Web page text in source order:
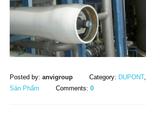
Posted by: anvigroup Category: DUPONT,
Sản Phẩm
Comments: 0